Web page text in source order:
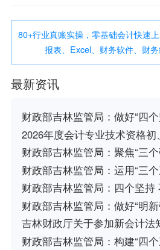
80+行业真账实操，零基础会计快速上
报表、Excel、财务软件、财
最新资讯
财政部吉林监管局：做好“四个
2026年度会计专业技术资格
财政部吉林监管局：聚焦“三个
财政部吉林监管局：运用“三
财政部吉林监管局：四个坚持
财政部吉林监管局：做好“明
吉林财政厅关于参加新会计法
财政部吉林监管局：构建“四